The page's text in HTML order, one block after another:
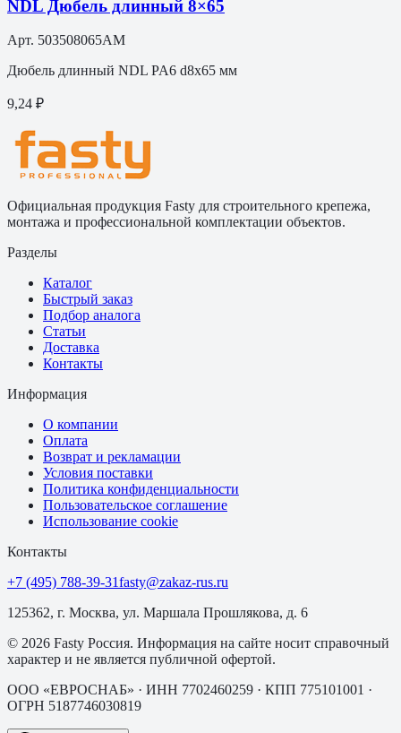
NDL Дюбель длинный 8×65
Арт. 503508065AM
Дюбель длинный NDL PA6 d8x65 мм
9,24 ₽
Официальная продукция Fasty для строительного крепежа,
монтажа и профессиональной комплектации объектов.
Разделы
Каталог
Быстрый заказ
Подбор аналога
Статьи
Доставка
Контакты
Информация
О компании
Оплата
Возврат и рекламации
Условия поставки
Политика конфиденциальности
Пользовательское соглашение
Использование cookie
Контакты
+7 (495) 788-39-31fasty@zakaz-rus.ru
125362, г. Москва, ул. Маршала Прошлякова, д. 6
© 2026 Fasty Россия. Информация на сайте носит справочный
характер и не является публичной офертой.
ООО «ЕВРОСНАБ» · ИНН 7702460259 · КПП 775101001 ·
ОГРН 5187746030819